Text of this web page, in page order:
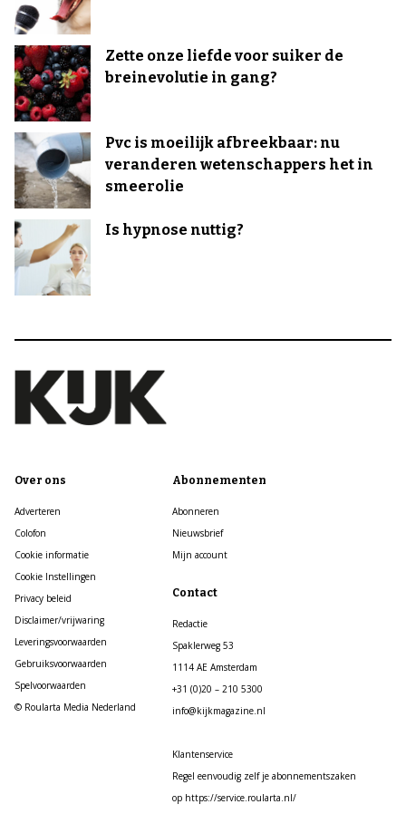
Zette onze liefde voor suiker de
breinevolutie in gang?
Pvc is moeilijk afbreekbaar: nu
veranderen wetenschappers het in
smeerolie
Is hypnose nuttig?
Over ons
Adverteren
Colofon
Cookie informatie
Cookie Instellingen
Privacy beleid
Disclaimer/vrijwaring
Leveringsvoorwaarden
Gebruiksvoorwaarden
Spelvoorwaarden
© Roularta Media Nederland
Abonnementen
Abonneren
Nieuwsbrief
Mijn account
Contact
Redactie
Spaklerweg 53
1114 AE Amsterdam
+31 (0)20 – 210 5300
info@kijkmagazine.nl
Klantenservice
Regel eenvoudig zelf je abonnementszaken
op https://service.roularta.nl/